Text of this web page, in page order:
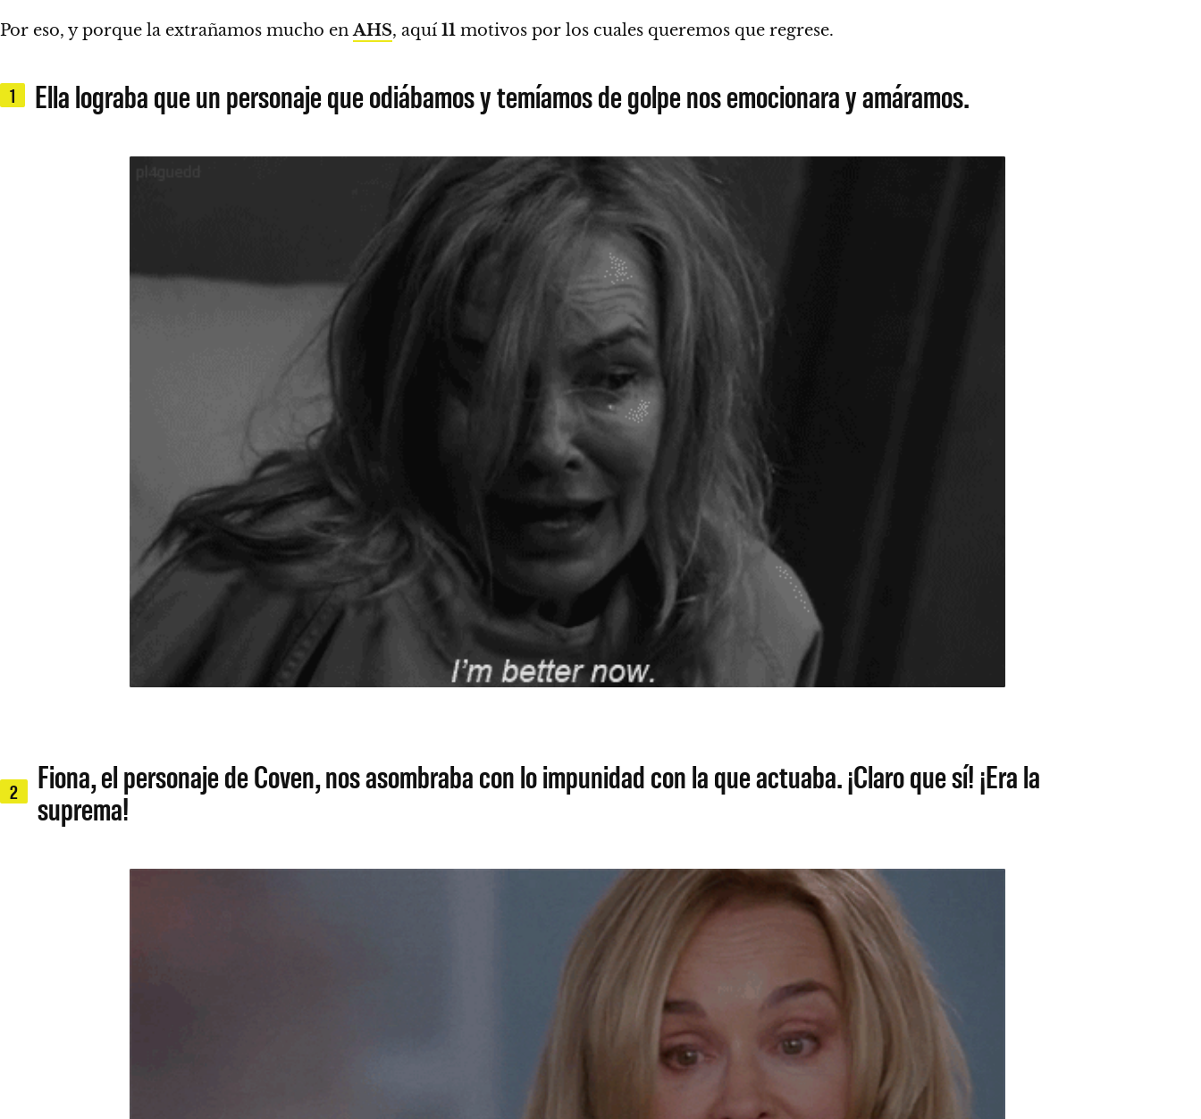
Por eso, y porque la extrañamos mucho enAHS, aquí 11 motivos por los cuales queremos que regrese.
1 Ella lograba que un personaje que odiábamos y temíamos de golpe nos emocionara y amáramos.
2
Fiona, el personaje de Coven, nos asombraba con lo impunidad con la que actuaba. ¡Claro que sí! ¡Era la
suprema!